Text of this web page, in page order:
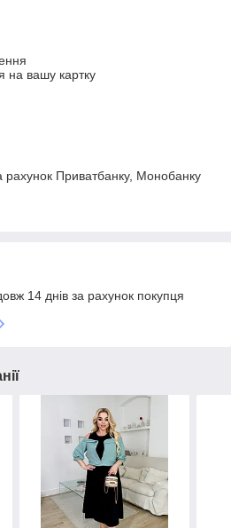
на вашу картку
рахунок Приватбанку, Монобанку
14 днів за рахунок покупця